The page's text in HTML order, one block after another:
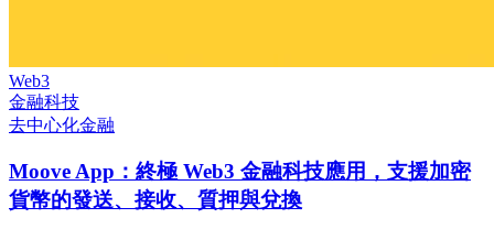
Web3
金融科技
去中心化金融
Moove App：終極 Web3 金融科技應用，支援加密
貨幣的發送、接收、質押與兌換